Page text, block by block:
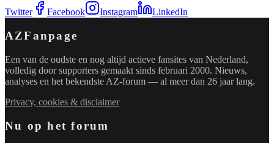
Twitter Facebook Instagram LinkedIn
AZFanpage
Een van de oudste en nog altijd actieve fansites van Nederland,
volledig door supporters gemaakt sinds februari 2000. Nieuws,
analyses en het bekendste AZ-forum — al meer dan 26 jaar lang.
Privacy, cookies & disclaimer
Nu op het forum